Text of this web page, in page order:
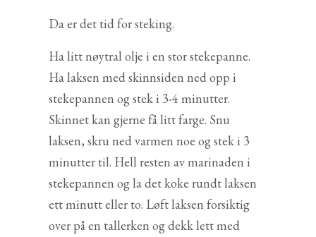
Da er det tid for steking.
Ha litt nøytral olje i en stor stekepanne.
Ha laksen med skinnsiden ned opp i
stekepannen og stek i 3-4 minutter.
Skinnet kan gjerne få litt farge. Snu
laksen, skru ned varmen noe og stek i 3
minutter til. Hell resten av marinaden i
stekepannen og la det koke rundt laksen
ett minutt eller to. Løft laksen forsiktig
over på en tallerken og dekk lett med